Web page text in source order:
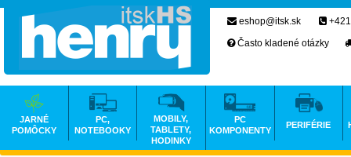
eshop@itsk.sk
Často kladené otázky
JARNÉ
POMÔCKY
PC,
NOTEBOOKY
MOBILY,
TABLETY,
HODINKY
PC
KOMPONENTY
PERIFÉRIE